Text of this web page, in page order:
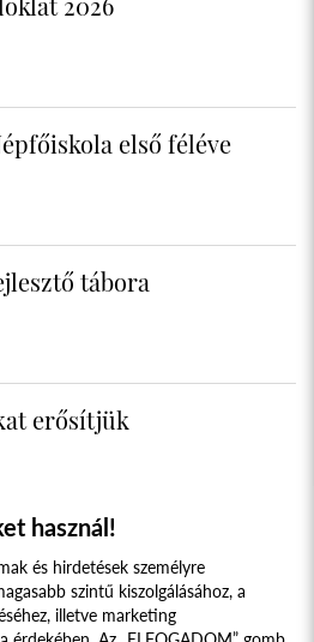
első féléve
tábora
erősítjük
használ!
és hirdetések személyre
szintű kiszolgálásához, a
illetve marketing